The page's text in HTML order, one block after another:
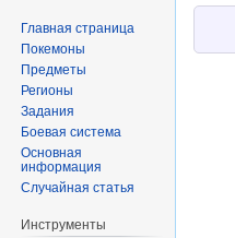
Главная страница
Покемоны
Предметы
Регионы
Задания
Боевая система
Основная
информация
Случайная статья
Инструменты